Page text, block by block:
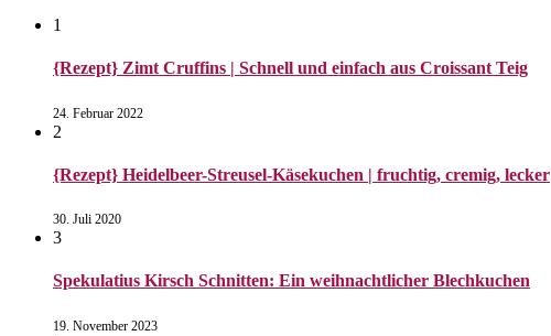
1
{Rezept} Zimt Cruffins | Schnell und einfach aus Croissant Teig
24. Februar 2022
2
{Rezept} Heidelbeer-Streusel-Käsekuchen | fruchtig, cremig, lecker
30. Juli 2020
3
Spekulatius Kirsch Schnitten: Ein weihnachtlicher Blechkuchen
19. November 2023